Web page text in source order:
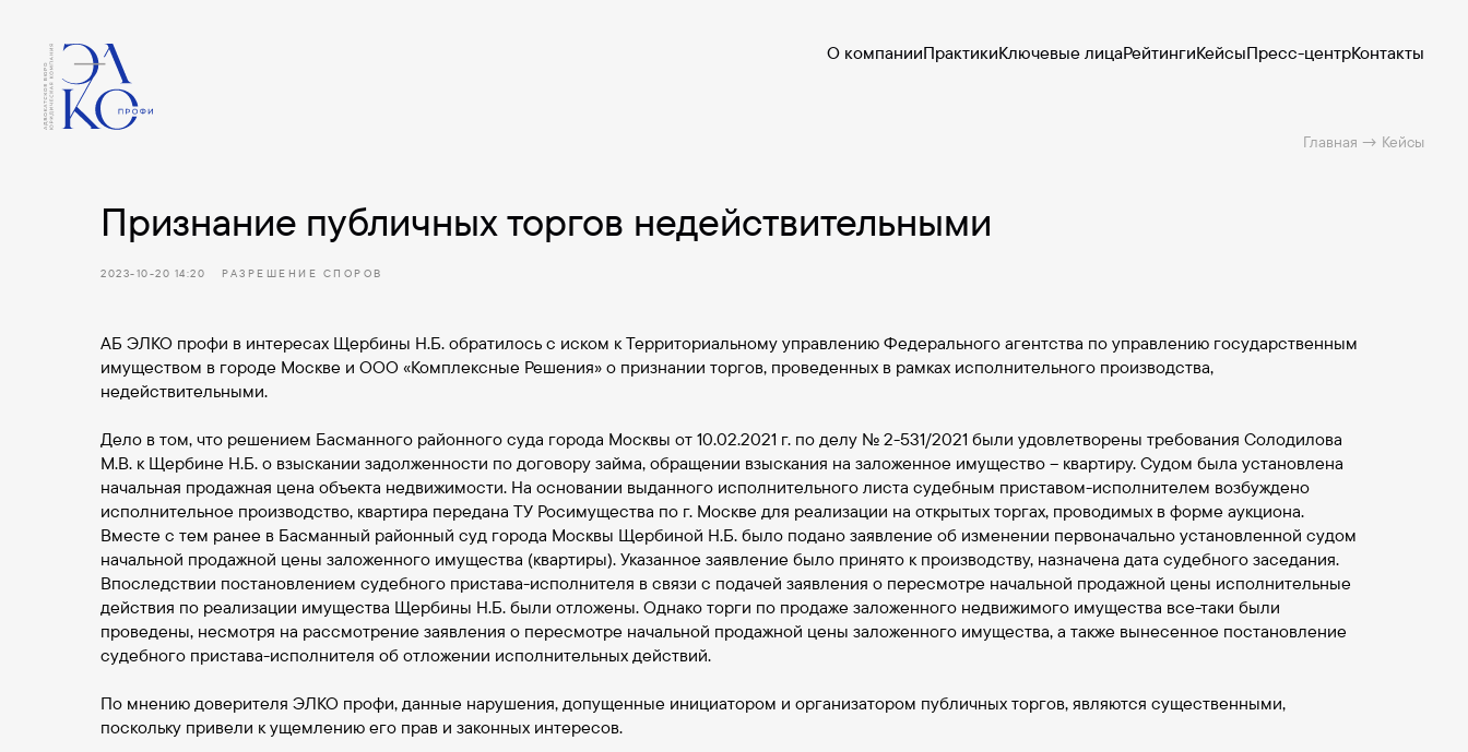
О компанииПрактикиКлючевые лицаРейтингиКейсыПресс-центрКонтакты
Главная → Кейсы
Признание публичных торгов недействительными
2023-10-20 14:20 РАЗРЕШЕНИЕ СПОРОВ
АБ ЭЛКО профи в интересах Щербины Н.Б. обратилось с иском к Территориальному управлению Федерального агентства по управлению государственным
имуществом в городе Москве и ООО «Комплексные Решения» о признании торгов, проведенных в рамках исполнительного производства,
недействительными.
Дело в том, что решением Басманного районного суда города Москвы от 10.02.2021 г. по делу № 2-531/2021 были удовлетворены требования Солодилова
М.В. к Щербине Н.Б. о взыскании задолженности по договору займа, обращении взыскания на заложенное имущество – квартиру. Судом была установлена
начальная продажная цена объекта недвижимости. На основании выданного исполнительного листа судебным приставом-исполнителем возбуждено
исполнительное производство, квартира передана ТУ Росимущества по г. Москве для реализации на открытых торгах, проводимых в форме аукциона.
Вместе с тем ранее в Басманный районный суд города Москвы Щербиной Н.Б. было подано заявление об изменении первоначально установленной судом
начальной продажной цены заложенного имущества (квартиры). Указанное заявление было принято к производству, назначена дата судебного заседания.
Впоследствии постановлением судебного пристава-исполнителя в связи с подачей заявления о пересмотре начальной продажной цены исполнительные
действия по реализации имущества Щербины Н.Б. были отложены. Однако торги по продаже заложенного недвижимого имущества все-таки были
проведены, несмотря на рассмотрение заявления о пересмотре начальной продажной цены заложенного имущества, а также вынесенное постановление
судебного пристава-исполнителя об отложении исполнительных действий.
По мнению доверителя ЭЛКО профи, данные нарушения, допущенные инициатором и организатором публичных торгов, являются существенными,
поскольку привели к ущемлению его прав и законных интересов.